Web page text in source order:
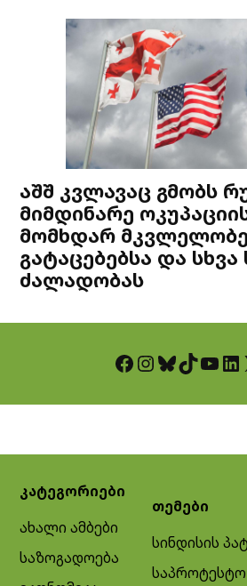
აშშ კვლავაც გმობს
მიმდინარე
მომხდარ
გატაცებებსა და სხვა
ძალადობას
Facebook InstagramBluesky TikTok YouTube LinkedIn
კატეგორიები
ახალი ამბები
საზოგადოება
თემები
სინდისის
საპროტესტო